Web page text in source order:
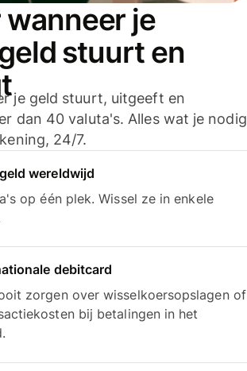
wanneer je
stuurt en
je geld stuurt, uitgeeft en
dan 40 valuta's. Alles wat je nodig
24/7.
wereldwijd
op één plek. Wissel ze in enkele
debitcard
zorgen over wisselkoersopslagen of
bij betalingen in het